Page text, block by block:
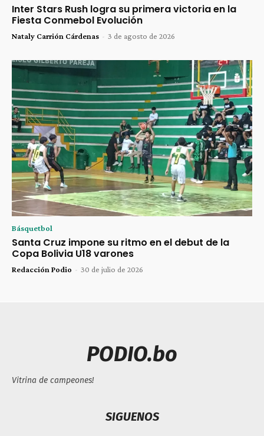
Inter Stars Rush logra su primera victoria en la
Fiesta Conmebol Evolución
Nataly Carrión Cárdenas - 3 de agosto de 2026
Básquetbol
Santa Cruz impone su ritmo en el debut de la
Copa Bolivia U18 varones
Redacción Podio - 30 de julio de 2026
PODIO.bo
Vitrina de campeones!
SIGUENOS